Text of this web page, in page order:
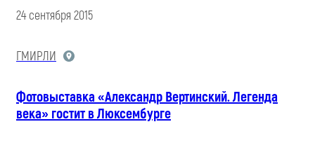
24 сентября 2015
ГМИРЛИ
Фотовыставка «Александр Вертинский. Легенда
века» гостит в Люксембурге